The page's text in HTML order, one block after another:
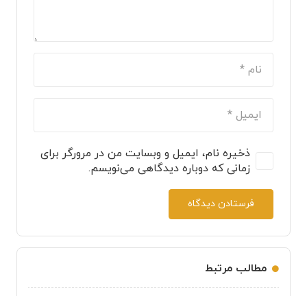
ذخیره نام، ایمیل و وبسایت من در مرورگر برای
زمانی که دوباره دیدگاهی می‌نویسم.
فرستادن دیدگاه
مطالب مرتبط